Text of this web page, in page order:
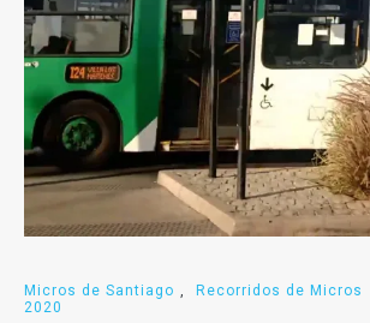
Micros de Santiago , Recorridos de Micros
2020